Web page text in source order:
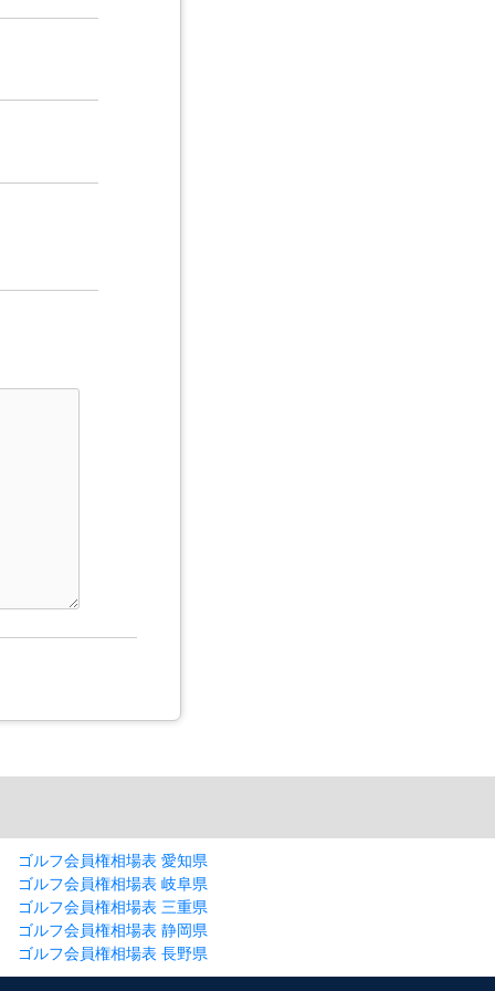
ゴルフ会員権相場表 愛知県
ゴルフ会員権相場表 岐阜県
ゴルフ会員権相場表 三重県
ゴルフ会員権相場表 静岡県
ゴルフ会員権相場表 長野県